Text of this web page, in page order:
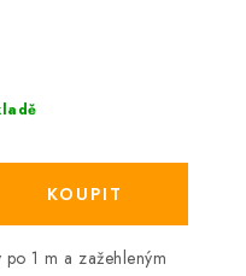
1 m a zažehleným